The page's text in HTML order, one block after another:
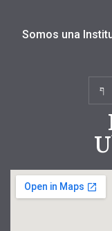
Somos una